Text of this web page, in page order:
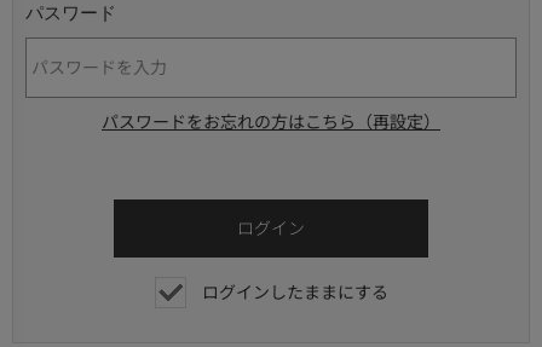
パスワード
パスワードをお忘れの方はこちら（再設定）
ログインしたままにする